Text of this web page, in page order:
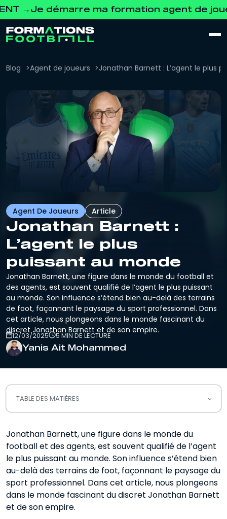
démarre ma formation agent de joueurs
Blog Agent de joueurs Jonathan Barnett : L’agent le plus
Agent De Joueurs Article
Jonathan Barnett :
L’agent le plus
puissant au monde
Jonathan Barnett, une figure dans le monde du football et
des agents, est souvent qualifié de l’agent le plus puissant
au monde. Son influence s’étend bien au-delà des terrains
de foot, façonnant le paysage du sport professionnel. Dans
cet article, nous plongeons dans le monde fascinant du
discret Jonathan Barnett et de son empire.
12/03/2025 5 MIN DE LECTURE
Yanis Ait Mohammed
TABLE DES MATIÈRES
Les transferts les plus importants de
Jonathan Barnett
Jonathan Barnett De nombreux
joueurs dans son portefeuille
ICM Stellar Sports L’agence sportive la
plus importante au monde
Jonathan Barnett, une figure dans le monde du
football et des agents, est souvent qualifié de l’agent
le plus puissant au monde. Son influence s’étend bien
au-delà des terrains de foot, façonnant le paysage du
sport professionnel. Dans cet article, nous plongeons
dans le monde fascinant du discret Jonathan Barnett
et de son empire.